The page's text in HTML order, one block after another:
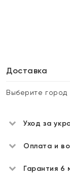
Доставка
Выберите город
Уход за
Оплата и
Гарантия 6